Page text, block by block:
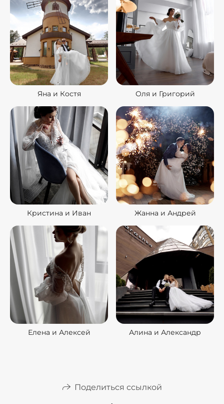
Яна и Костя Оля и Григорий
Кристина и Иван Жанна и Андрей
Елена и Алексей Алина и Александр
Поделиться ссылкой